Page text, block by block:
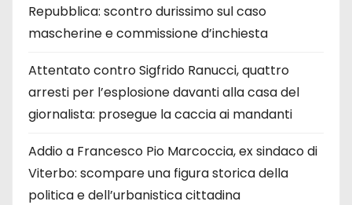
Repubblica: scontro durissimo sul caso
mascherine e commissione d’inchiesta
Attentato contro Sigfrido Ranucci, quattro
arresti per l’esplosione davanti alla casa del
giornalista: prosegue la caccia ai mandanti
Addio a Francesco Pio Marcoccia, ex sindaco di
Viterbo: scompare una figura storica della
politica e dell’urbanistica cittadina